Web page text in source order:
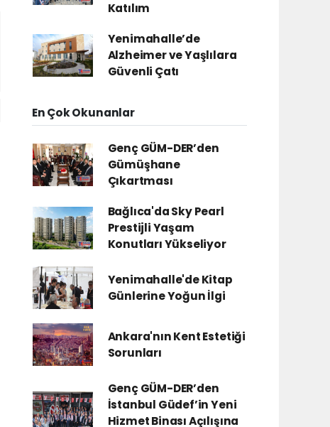
Katılım
Yenimahalle’de
Alzheimer ve Yaşlılara
Güvenli Çatı
En Çok Okunanlar
Genç GÜM-DER’den
Gümüşhane
Çıkartması
Bağlıca'da Sky Pearl
Prestijli Yaşam
Konutları Yükseliyor
Yenimahalle'de Kitap
Günlerine Yoğun İlgi
Ankara'nın Kent Estetiği
Sorunları
Genç GÜM-DER’den
İstanbul Güdef’in Yeni
Hizmet Binası Açılışına